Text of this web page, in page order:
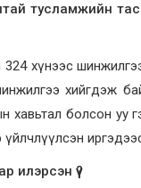
тусламжийн
хүнээс
хийгдэж
хавьтал болсон уу
үү?